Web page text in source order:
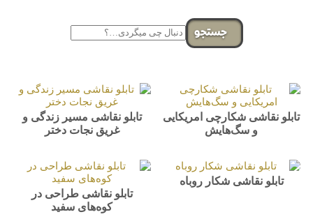
جستجو
تابلو نقاشی شکارچی امریکایی
و سگ‌هایش
تابلو نقاشی مسیر زندگی و
غریق نجات دختر
تابلو نقاشی شکار روباه
تابلو نقاشی طراحی در
کوه‌های سفید